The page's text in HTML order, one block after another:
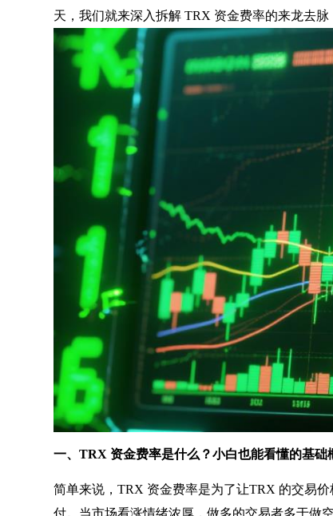
天，我们就来深入拆解 TRX 资金费率的来龙去脉
一、TRX 资金费率是什么？小白也能看懂的基础
简单来说，TRX 资金费率是为了让TRX 的交易
付。当市场看涨情绪浓厚，做多的交易者多于做